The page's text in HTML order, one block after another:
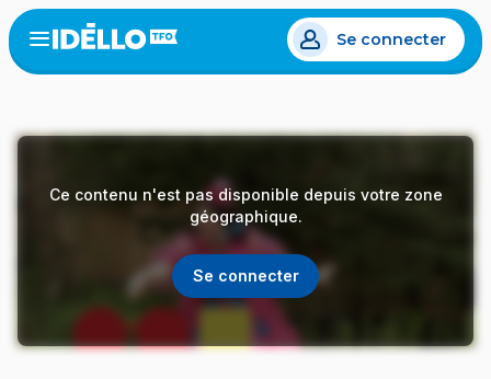
Aller
au
contenu
Open
menu
Se connecter
Ce contenu n'est pas disponible depuis votre zone
géographique.
Se connecter